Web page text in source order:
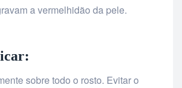
a vermelhidão da pele.
sobre todo o rosto. Evitar o